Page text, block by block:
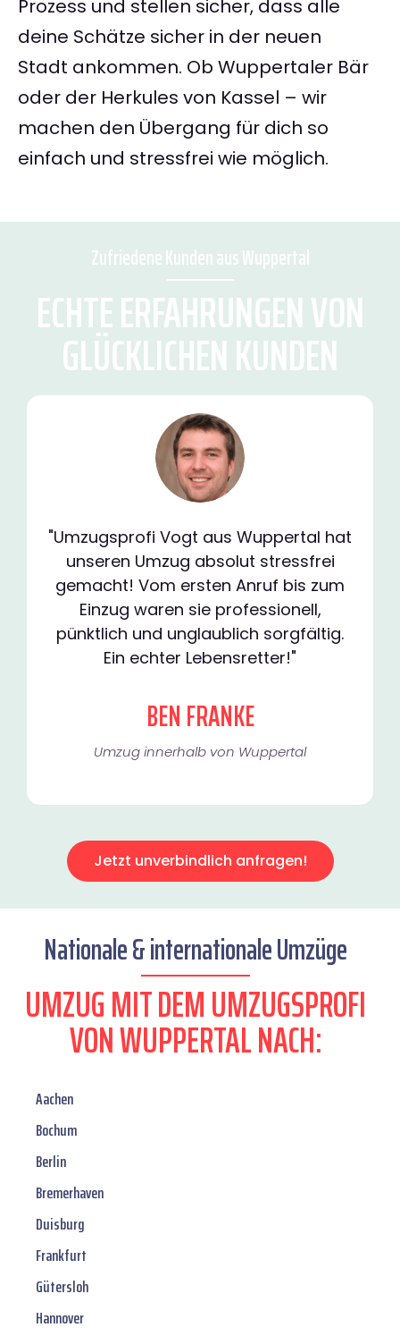
Prozess und stellen sicher, dass alle
deine Schätze sicher in der neuen
Stadt ankommen. Ob Wuppertaler Bär
oder der Herkules von Kassel – wir
machen den Übergang für dich so
einfach und stressfrei wie möglich.
Zufriedene Kunden aus Wuppertal
ECHTE ERFAHRUNGEN VON
GLÜCKLICHEN KUNDEN
"Umzugsprofi Vogt aus Wuppertal hat
unseren Umzug absolut stressfrei
gemacht! Vom ersten Anruf bis zum
Einzug waren sie professionell,
pünktlich und unglaublich sorgfältig.
Ein echter Lebensretter!"
BEN FRANKE
Umzug innerhalb von Wuppertal​
Jetzt unverbindlich anfragen!
Nationale & internationale Umzüge
UMZUG MIT DEM UMZUGSPROFI
VON WUPPERTAL NACH:
Aachen
Bochum
Berlin
Bremerhaven
Duisburg
Frankfurt
Gütersloh
Hannover